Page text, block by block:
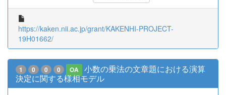
https://kaken.nii.ac.jp/grant/KAKENHI-PROJECT-
19H01662/
1 0 0 0 OA
小数の乗法の文章題における演算
決定に関する様相モデル